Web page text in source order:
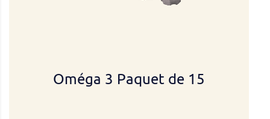
Oméga 3 Paquet de 15